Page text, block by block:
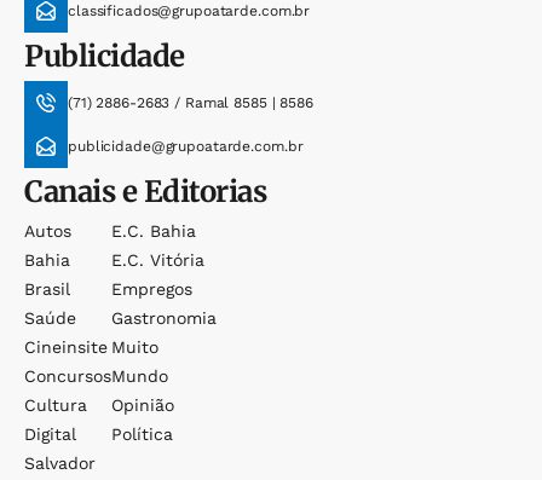
classificados@grupoatarde.com.br
Publicidade
(71) 2886-2683 / Ramal 8585 | 8586
publicidade@grupoatarde.com.br
Canais e Editorias
Autos
Bahia
Brasil
Saúde
Cineinsite
Concursos
Cultura
Digital
Salvador
E.c. Bahia
E.c. Vitória
Empregos
Gastronomia
Muito
Mundo
Opinião
Política